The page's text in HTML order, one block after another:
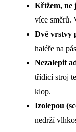
Křížem, ne
více směrů.
Dvě vrstvy
haléře na
Nezalepit
třídicí stroj
klop.
Izolepou
nedrží